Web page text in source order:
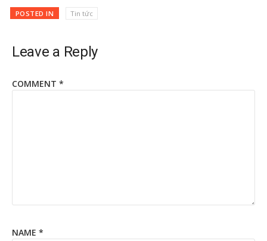
POSTED IN Tin tức
Leave a Reply
COMMENT *
NAME *